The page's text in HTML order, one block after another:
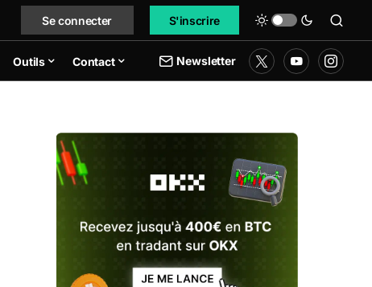
Se connecter S'inscrire
Outils Contact Newsletter